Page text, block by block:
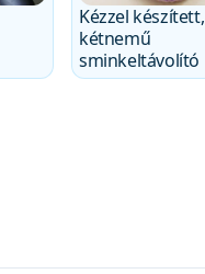
Kézzel készített,
kétnemű
sminkeltávolító